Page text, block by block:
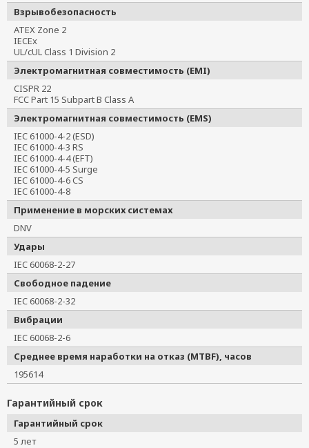
Взрывобезопасность
ATEX Zone 2
IECEx
UL/cUL Class 1 Division 2
Электромагнитная совместимость (EMI)
CISPR 22
FCC Part 15 Subpart B Class A
Электромагнитная совместимость (EMS)
IEC 61000-4-2 (ESD)
IEC 61000-4-3 RS
IEC 61000-4-4 (EFT)
IEC 61000-4-5 Surge
IEC 61000-4-6 CS
IEC 61000-4-8
Применение в морских системах
DNV
Удары
IEC 60068-2-27
Свободное падение
IEC 60068-2-32
Вибрации
IEC 60068-2-6
Среднее время наработки на отказ (MTBF), часов
195614
Гарантийный срок
Гарантийный срок
5 лет